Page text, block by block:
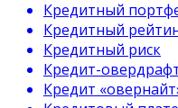
Кредитный
Кредитный
Кредитный риск
Кредит-
Кредит